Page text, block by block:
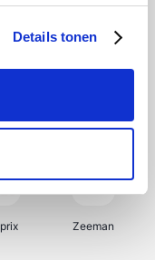
Details tonen
Tennis Point
Zeeman